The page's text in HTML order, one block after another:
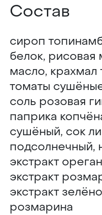
Состав
сироп
белок, рисовая
масло, крахмал
томаты
соль розовая
паприка
сушёный, сок
подсолнечный,
экстракт
экстракт
экстракт
розмарина